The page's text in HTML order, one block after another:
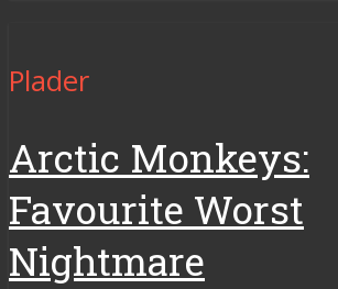
Plader
Arctic Monkeys:
Favourite Worst
Nightmare